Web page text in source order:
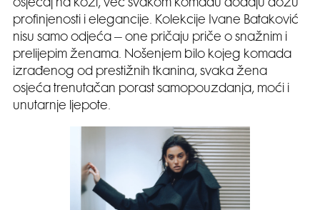
osjećaj na koži, već svakom komadu dodaju dozu
profinjenosti i elegancije. Kolekcije Ivane Bataković
nisu samo odjeća – one pričaju priče o snažnim i
prelijepim ženama. Nošenjem bilo kojeg komada
izrađenog od prestižnih tkanina, svaka žena
osjeća trenutačan porast samopouzdanja, moći i
unutarnje ljepote.